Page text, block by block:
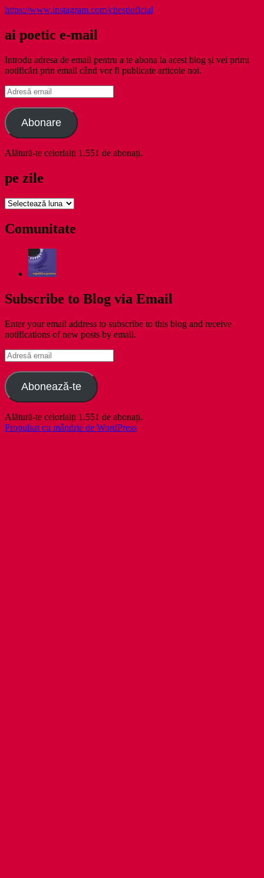
https://www.instagram.com/citestioficial
ai poetic e-mail
Introdu adresa de email pentru a te abona la acest blog și vei primi
notificări prin email când vor fi publicate articole noi.
Adresă
email
Abonare
Alătură-te celorlalți 1.551 de abonați.
pe zile
pe
Comunitate
Subscribe to Blog via Email
Enter your email address to subscribe to this blog and receive
notifications of new posts by email.
Adresă
email
Abonează-te
Alătură-te celorlalți 1.551 de abonați.
Propulsat cu mândrie de WordPress